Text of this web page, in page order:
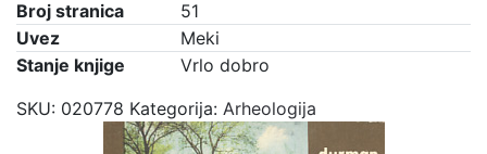
Broj stranica
51
Uvez
Meki
Stanje knjige
Vrlo dobro
SKU: 020778 Kategorija: Arheologija